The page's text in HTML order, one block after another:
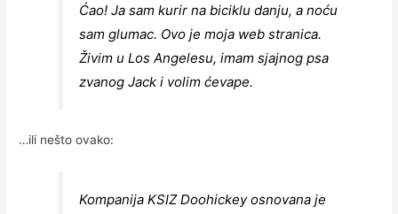
Ćao! Ja sam kurir na biciklu danju, a noću
sam glumac. Ovo je moja web stranica.
Živim u Los Angelesu, imam sjajnog psa
zvanog Jack i volim ćevape.
…ili nešto ovako:
Kompanija KSIZ Doohickey osnovana je